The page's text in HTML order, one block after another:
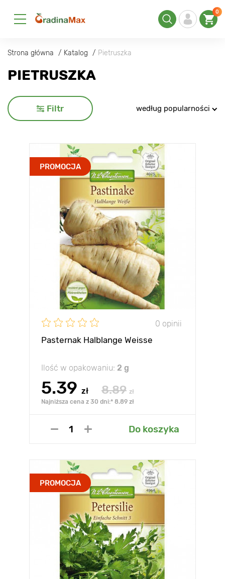
0
Strona główna Katalog Pietruszka
PIETRUSZKA
Filtr według popularności
PROMOCJA
0 opinii
Pasternak Halblange Weisse
Ilość w opakowaniu: 2 g
5.39 zł 8.89 zł
Najniższa cena z 30 dni:* 8.89 zł
Do koszyka
PROMOCJA